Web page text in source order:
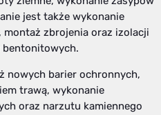
jest także wykonanie
zbrojenia oraz izolacji
bentonitowych.
nowych barier ochronnych,
trawą, wykonanie
oraz narzutu kamiennego